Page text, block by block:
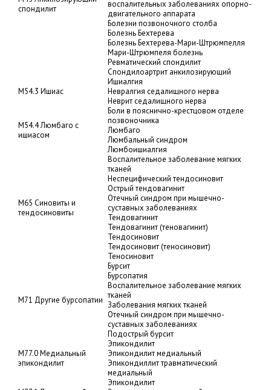
спондилит
воспалительных заболеваниях опорно-
двигательного аппарата
Болезни позвоночного столба
Болезнь Бехтерева
Болезнь Бехтерева-Мари-Штрюмпелля
Мари-Штрюмпеля болезнь
Ревматический спондилит
Спондилоартрит анкилозирующий
M54.3 Ишиас
Ишиалгия
Невралгия седалищного нерва
Неврит седалищного нерва
M54.4 Люмбаго с
ишиасом
Боли в пояснично-крестцовом отделе
позвоночника
Люмбаго
Люмбальный синдром
Люмбоишиалгия
M65 Синовиты и
тендосиновиты
Воспалительное заболевание мягких
тканей
Неспецифический тендосиновит
Острый тендовагинит
Отечный синдром при мышечно-
суставных заболеваниях
Тендовагинит
Тендовагинит (теновагинит)
Тендосиновит
Тендосиновит (теносиновит)
Теносиновит
M71 Другие бурсопатии
Бурсит
Бурсопатия
Воспалительное заболевание мягких
тканей
Заболевания мягких тканей
Отечный синдром при мышечно-
суставных заболеваниях
Подострый бурсит
M77.0 Медиальный
эпикондилит
Эпикондилит
Эпикондилит медиальный
Эпикондиллит травматический
медиальный
Эпикондилит